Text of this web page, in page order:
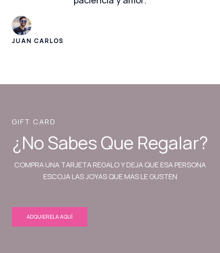
JUAN CARLOS
GIFT CARD
¿No Sabes Que Regalar?
COMPRA UNA TARJETA REGALO Y DEJA QUE ESA PERSONA
ESCOJA LAS JOYAS QUE MAS LE GUSTEN
ADQUIERELA AQUÍ